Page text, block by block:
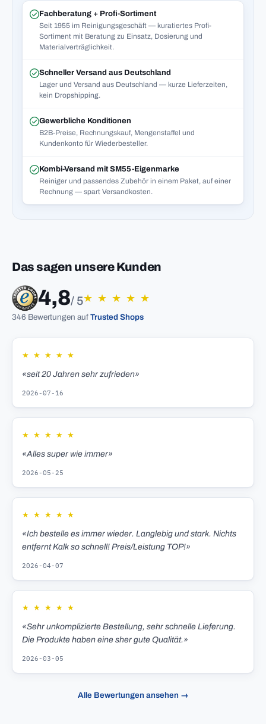
Fachberatung + Profi-Sortiment
Seit 1955 im Reinigungsgeschäft — kuratiertes Profi-
Sortiment mit Beratung zu Einsatz, Dosierung und
Materialverträglichkeit.
Schneller Versand aus Deutschland
Lager und Versand aus Deutschland — kurze Lieferzeiten,
kein Dropshipping.
Gewerbliche Konditionen
B2B-Preise, Rechnungskauf, Mengenstaffel und
Kundenkonto für Wiederbesteller.
Kombi-Versand mit SM55-Eigenmarke
Reiniger und passendes Zubehör in einem Paket, auf einer
Rechnung — spart Versandkosten.
Das sagen unsere Kunden
4,8/ 5★ ★ ★ ★ ★
346 Bewertungen auf Trusted Shops
★ ★ ★ ★ ★
«seit 20 Jahren sehr zufrieden»
2026-07-16
★ ★ ★ ★ ★
«Alles super wie immer»
2026-05-25
★ ★ ★ ★ ★
«Ich bestelle es immer wieder. Langlebig und stark. Nichts
entfernt Kalk so schnell! Preis/Leistung TOP!»
2026-04-07
★ ★ ★ ★ ★
«Sehr unkomplizierte Bestellung, sehr schnelle Lieferung.
Die Produkte haben eine sher gute Qualität.»
2026-03-05
Alle Bewertungen ansehen →